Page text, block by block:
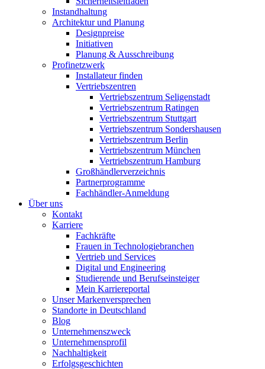
Instandhaltung
Architektur und Planung
Designpreise
Initiativen
Planung & Ausschreibung
Profinetzwerk
Installateur finden
Vertriebszentren
Vertriebszentrum Seligenstadt
Vertriebszentrum Ratingen
Vertriebszentrum Stuttgart
Vertriebszentrum Sondershausen
Vertriebszentrum Berlin
Vertriebszentrum München
Vertriebszentrum Hamburg
Großhändlerverzeichnis
Partnerprogramme
Fachhändler-Anmeldung
Über uns
Kontakt
Karriere
Fachkräfte
Frauen in Technologiebranchen
Vertrieb und Services
Digital und Engineering
Studierende und Berufseinsteiger
Mein Karriereportal
Unser Markenversprechen
Standorte in Deutschland
Blog
Unternehmenszweck
Unternehmensprofil
Nachhaltigkeit
Erfolgsgeschichten